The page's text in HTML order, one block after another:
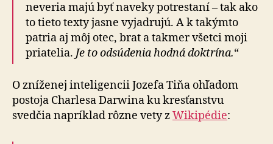
neveria majú byť naveky potrestaní – tak ako
to tieto texty jasne vyjadrujú. A k takýmto
patria aj môj otec, brat a takmer všetci moji
priatelia. Je to odsúdenia hodná doktrína.“
O zníženej inteligencii Jozefa Tiňa ohľadom
postoja Charlesa Darwina ku kresťanstvu
svedčia napríklad rôzne vety zWikipédie: